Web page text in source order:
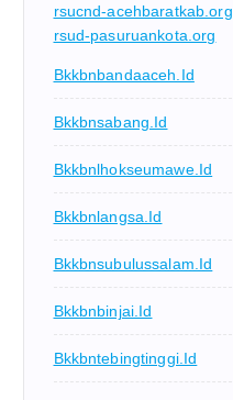
rsucnd-acehbaratkab.org
rsud-pasuruankota.org
Bkkbnbandaaceh.id
Bkkbnsabang.id
Bkkbnlhokseumawe.id
Bkkbnlangsa.id
Bkkbnsubulussalam.id
Bkkbnbinjai.id
Bkkbntebingtinggi.id